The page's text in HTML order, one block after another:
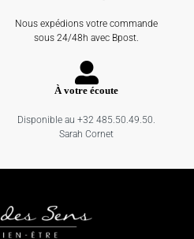
Nous expédions votre commande
sous 24/48h avec Bpost.
À votre écoute
Disponible au +32 485.50.49.50.
Sarah Cornet